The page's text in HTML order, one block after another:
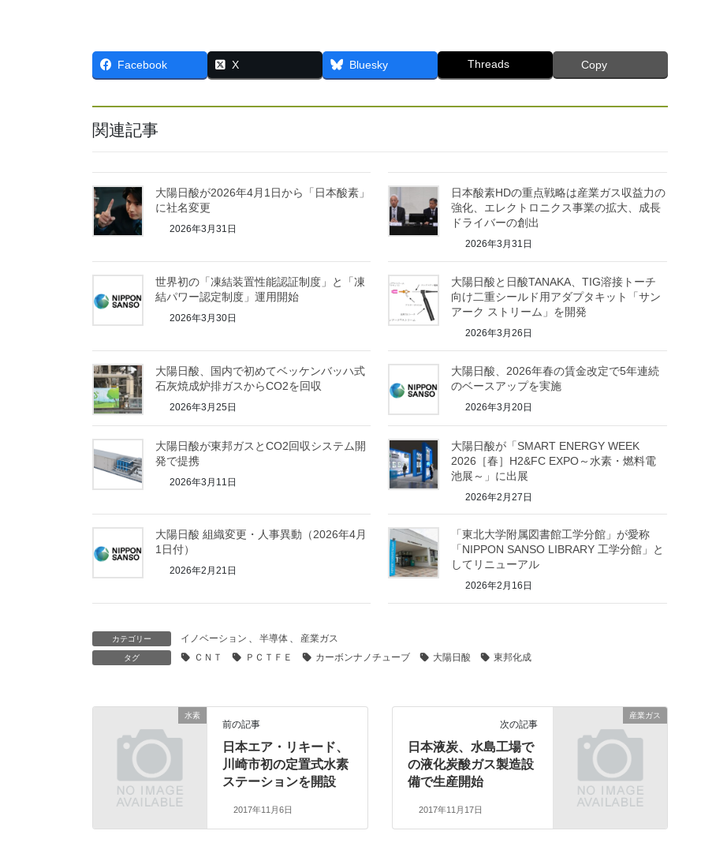
Facebook X Bluesky Threads Copy
関連記事
大陽日酸が2026年4月1日から「日本酸素」
に社名変更
2026年3月31日
日本酸素HDの重点戦略は産業ガス収益力の
強化、エレクトロニクス事業の拡大、成長
ドライバーの創出
2026年3月31日
世界初の「凍結装置性能認証制度」と「凍
結パワー認定制度」運用開始
2026年3月30日
大陽日酸と日酸TANAKA、TIG溶接トーチ
向け二重シールド用アダプタキット「サン
アーク ストリーム」を開発
2026年3月26日
大陽日酸、国内で初めてベッケンバッハ式
石灰焼成炉排ガスからCO2を回収
2026年3月25日
大陽日酸、2026年春の賃金改定で5年連続
のベースアップを実施
2026年3月20日
大陽日酸が東邦ガスとCO2回収システム開
発で提携
2026年3月11日
大陽日酸が「SMART ENERGY WEEK
2026［春］H2&FC EXPO～水素・燃料電
池展～」に出展
2026年2月27日
大陽日酸 組織変更・人事異動（2026年4月
1日付）
2026年2月21日
「東北大学附属図書館工学分館」が愛称
「NIPPON SANSO LIBRARY 工学分館」と
してリニューアル
2026年2月16日
カテゴリー イノベーション 、 半導体 、 産業ガス
タグ ＣＮＴ ＰＣＴＦＥ カーボンナノチューブ 大陽日酸 東邦化成
水素
前の記事
日本エア・リキード、
川崎市初の定置式水素
ステーションを開設
2017年11月6日
産業ガス
次の記事
日本液炭、水島工場で
の液化炭酸ガス製造設
備で生産開始
2017年11月17日